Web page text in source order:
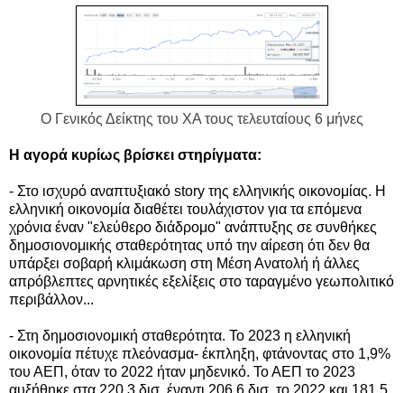
Ο Γενικός Δείκτης του ΧΑ τους τελευταίους 6 μήνες
Η αγορά κυρίως βρίσκει στηρίγματα:
- Στο ισχυρό αναπτυξιακό story της ελληνικής οικονομίας. Η
ελληνική οικονομία διαθέτει τουλάχιστον για τα επόμενα
χρόνια έναν "ελεύθερο διάδρομο" ανάπτυξης σε συνθήκες
δημοσιονομικής σταθερότητας υπό την αίρεση ότι δεν θα
υπάρξει σοβαρή κλιμάκωση στη Μέση Ανατολή ή άλλες
απρόβλεπτες αρνητικές εξελίξεις στο ταραγμένο γεωπολιτικό
περιβάλλον...
- Στη δημοσιονομική σταθερότητα. Το 2023 η ελληνική
οικονομία πέτυχε πλεόνασμα- έκπληξη, φτάνοντας στο 1,9%
του ΑΕΠ, όταν το 2022 ήταν μηδενικό. Το ΑΕΠ το 2023
αυξήθηκε στα 220,3 δισ. έναντι 206,6 δισ. το 2022 και 181,5